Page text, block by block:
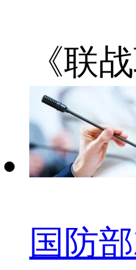
《联
国防